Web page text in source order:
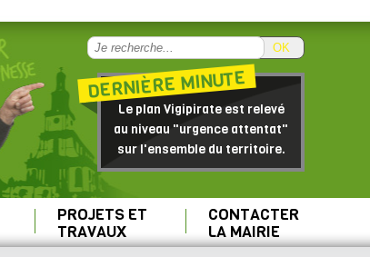
OK
DERNIÈRE MINUTE
Le plan Vigipirate est relevé
au niveau "urgence attentat"
sur l'ensemble du territoire.
PROJETS ET
TRAVAUX
CONTACTER
LA MAIRIE